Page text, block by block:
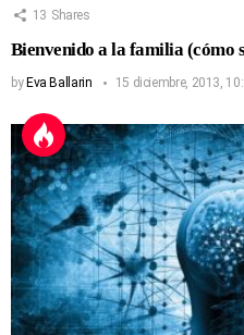
13 Shares
Bienvenido a la familia (cómo
by Eva Ballarin 15 diciembre, 2013,